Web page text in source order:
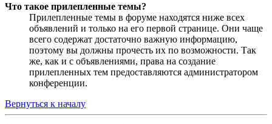
Что такое прилепленные темы?
Прилепленные темы в форуме находятся ниже всех
объявлений и только на его первой странице. Они чаще
всего содержат достаточно важную информацию,
поэтому вы должны прочесть их по возможности. Так
же, как и с объявлениями, права на создание
прилепленных тем предоставляются администратором
конференции.
Вернуться к началу